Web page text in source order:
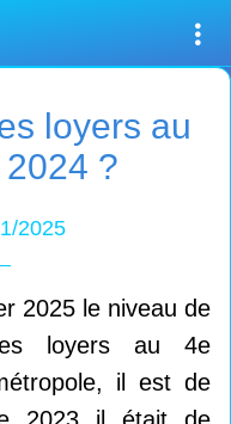
loyers au
?
2025
2025 le niveau de
loyers au 4e
il est de
2023 il était de